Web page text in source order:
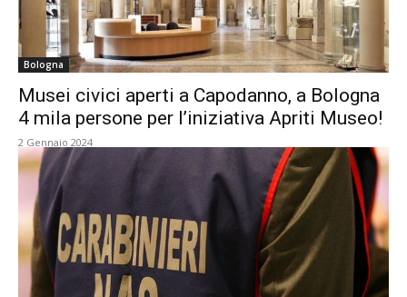
Bologna
Musei civici aperti a Capodanno, a Bologna
4 mila persone per l’iniziativa Apriti Museo!
2 Gennaio 2024